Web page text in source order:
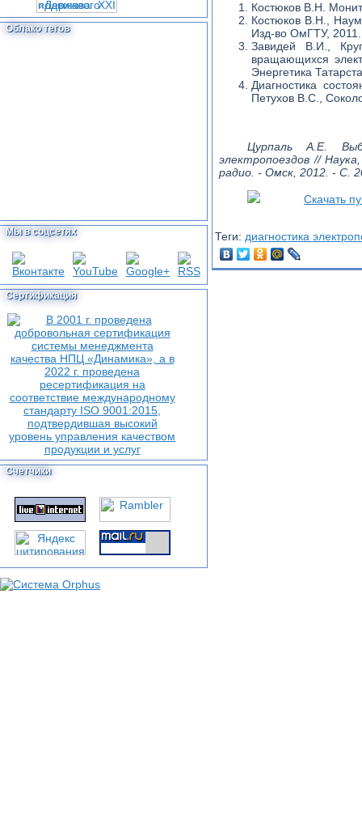
Облако тегов
Мы в соцсетях
Сертификация
Счетчики
Костюков В.Н.
Костюков В.Н.,
Изд-во ОмГТУ,
Завидей В.И.,
вращающихся
Энергетика
Диагностика
Петухов B.C.,
Цурпаль A.E.
электропоездов //
радио. - Омск, 2012. - С.
Скачать
Теги: диагностика